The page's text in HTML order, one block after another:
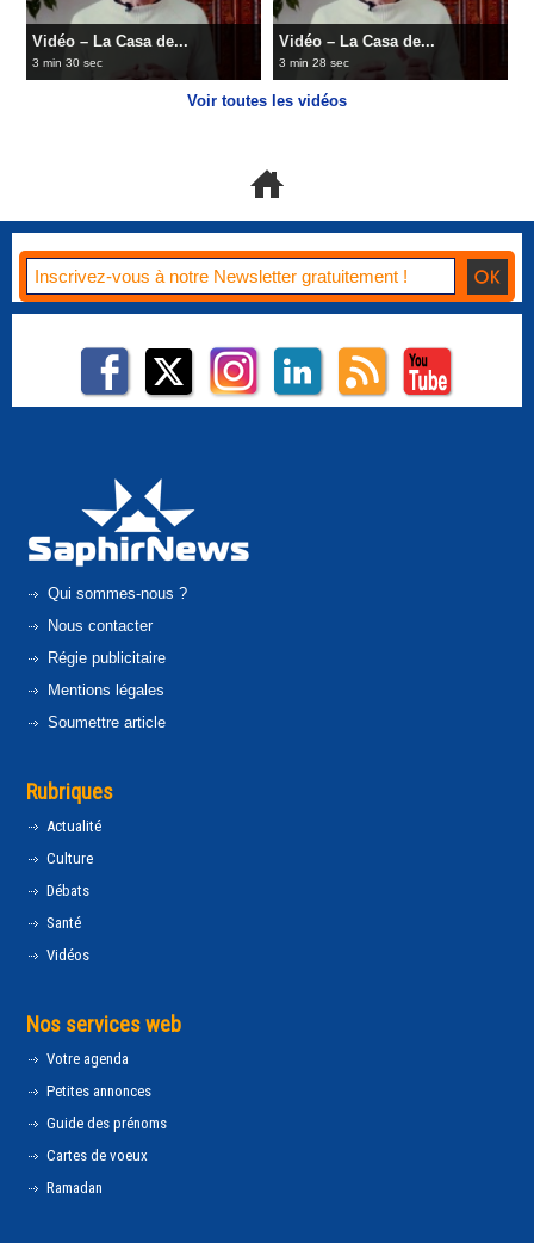
Vidéo – La Casa de...
3 min 30 sec
Vidéo – La Casa de...
3 min 28 sec
Voir toutes les vidéos
Qui sommes-nous ?
Nous contacter
Régie publicitaire
Mentions légales
Soumettre article
Rubriques
Actualité
Culture
Débats
Santé
Vidéos
Nos services web
Votre agenda
Petites annonces
Guide des prénoms
Cartes de voeux
Ramadan